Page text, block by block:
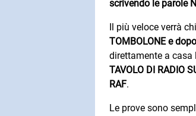
scrivendo le parole
Il più veloce verrà
TOMBOLONE e
direttamente a casa
TAVOLO DI RADIO
RAF.
Le prove sono